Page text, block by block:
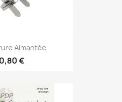
Aimantée
0,80 €